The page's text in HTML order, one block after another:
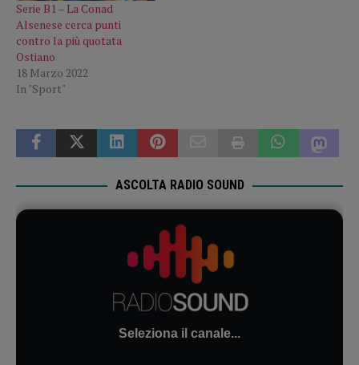
Serie B1 – La Conad
Alsenese cerca punti
contro la più quotata
Ostiano
18 Marzo 2022
In "Sport"
ASCOLTA RADIO SOUND
Seleziona il canale...